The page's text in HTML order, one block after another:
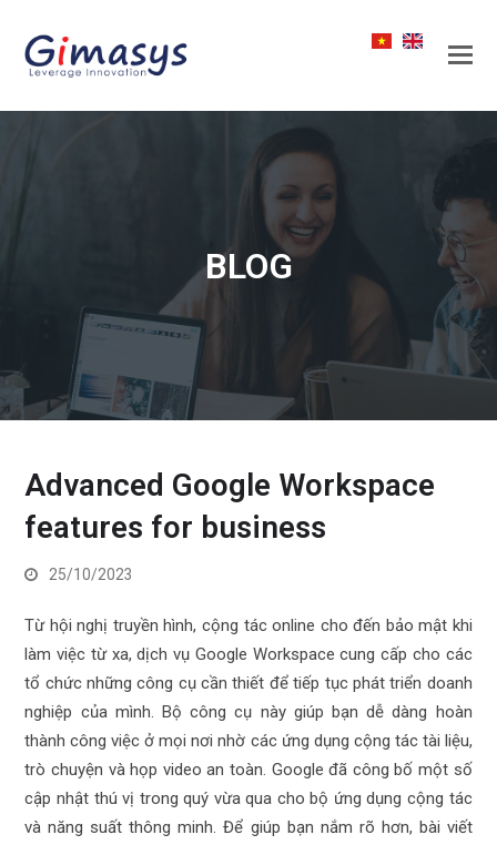
BLOG
Advanced Google Workspace
features for business
25/10/2023
Từ hội nghị truyền hình, cộng tác online cho đến bảo mật khi
làm việc từ xa, dịch vụ Google Workspace cung cấp cho các
tổ chức những công cụ cần thiết để tiếp tục phát triển doanh
nghiệp của mình. Bộ công cụ này giúp bạn dễ dàng hoàn
thành công việc ở mọi nơi nhờ các ứng dụng cộng tác tài liệu,
trò chuyện và họp video an toàn. Google đã công bố một số
cập nhật thú vị trong quý vừa qua cho bộ ứng dụng cộng tác
và năng suất thông minh. Để giúp bạn nắm rõ hơn, bài viết